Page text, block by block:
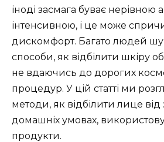
іноді засмага буває нерівною
інтенсивною, і це може
дискомфорт. Багато людей
способи, як відбілити шкіру
не вдаючись до дорогих
процедур. У цій статті ми
методи, як відбілити лице від
домашніх умовах,
продукти.